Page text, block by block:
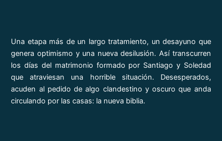
Una etapa más de un largo tratamiento, un desayuno que
genera optimismo y una nueva desilusión. Así transcurren
los días del matrimonio formado por Santiago y Soledad
que atraviesan una horrible situación. Desesperados,
acuden al pedido de algo clandestino y oscuro que anda
circulando por las casas: la nueva biblia.